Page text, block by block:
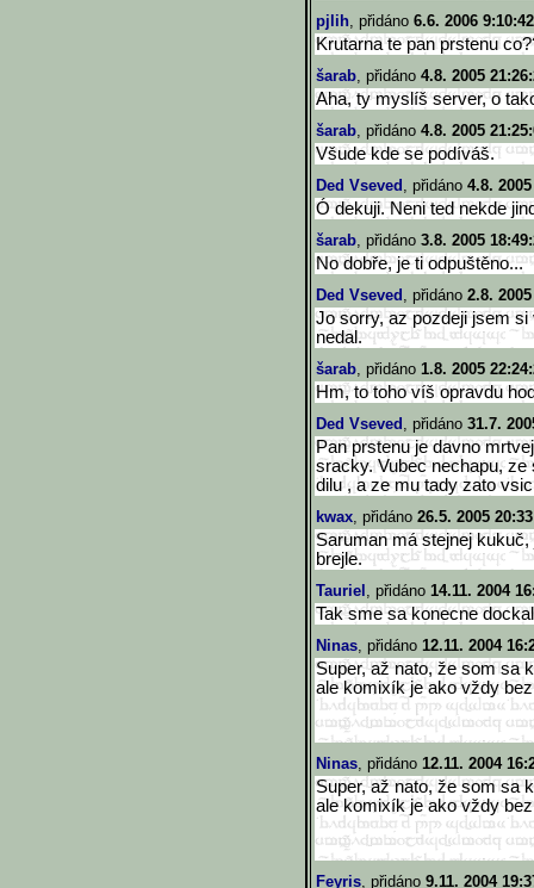
pjlih, přidáno 6.6. 2006 9:10:42
Krutarna te pan prstenu
šarab, přidáno 4.8. 2005
Aha, ty myslíš server, o
šarab, přidáno 4.8. 2005
Všude kde se podíváš.
Ded Vseved , přidáno 4.8.
Ó dekuji. Neni ted nekde
šarab, přidáno 3.8. 2005
No dobře, je ti odpuštěno...
Ded Vseved , přidáno 2.8.
Jo sorry, az pozdeji jsem
nedal.
šarab, přidáno 1.8. 2005
Hm, to toho víš opravdu
Ded Vseved , přidáno 31.7.
Pan prstenu je davno
sracky. Vubec nechapu,
dilu , a ze mu tady zato
kwax, přidáno 26.5. 2005
Saruman má stejnej
brejle.
Tauriel , přidáno 14.11. 2004
Tak sme sa konecne
Ninas, přidáno 12.11. 2004
Super, až nato, že som sa
ale komixík je ako vždy
Ninas, přidáno 12.11. 2004
Super, až nato, že som sa
ale komixík je ako vždy
Feyris, přidáno 9.11. 2004